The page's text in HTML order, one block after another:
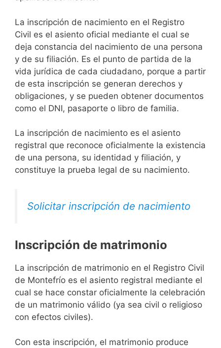
La inscripción de nacimiento en el Registro
Civil es el asiento oficial mediante el cual se
deja constancia del nacimiento de una persona
y de su filiación. Es el punto de partida de la
vida jurídica de cada ciudadano, porque a partir
de esta inscripción se generan derechos y
obligaciones, y se pueden obtener documentos
como el DNI, pasaporte o libro de familia.
La inscripción de nacimiento es el asiento
registral que reconoce oficialmente la existencia
de una persona, su identidad y filiación, y
constituye la prueba legal de su nacimiento.
Solicitar inscripción de nacimiento
Inscripción de matrimonio
La inscripción de matrimonio en el Registro Civil
de Montefrío es el asiento registral mediante el
cual se hace constar oficialmente la celebración
de un matrimonio válido (ya sea civil o religioso
con efectos civiles).
Con esta inscripción, el matrimonio produce